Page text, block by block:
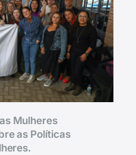
Mulheres
as Políticas